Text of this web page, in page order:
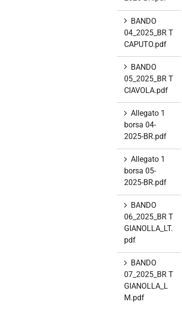
BANDO
04_2025_BR T
CAPUTO.pdf
BANDO
05_2025_BR T
CIAVOLA.pdf
Allegato 1
borsa 04-
2025-BR.pdf
Allegato 1
borsa 05-
2025-BR.pdf
BANDO
06_2025_BR T
GIANOLLA_LT.
pdf
BANDO
07_2025_BR T
GIANOLLA_L
M.pdf